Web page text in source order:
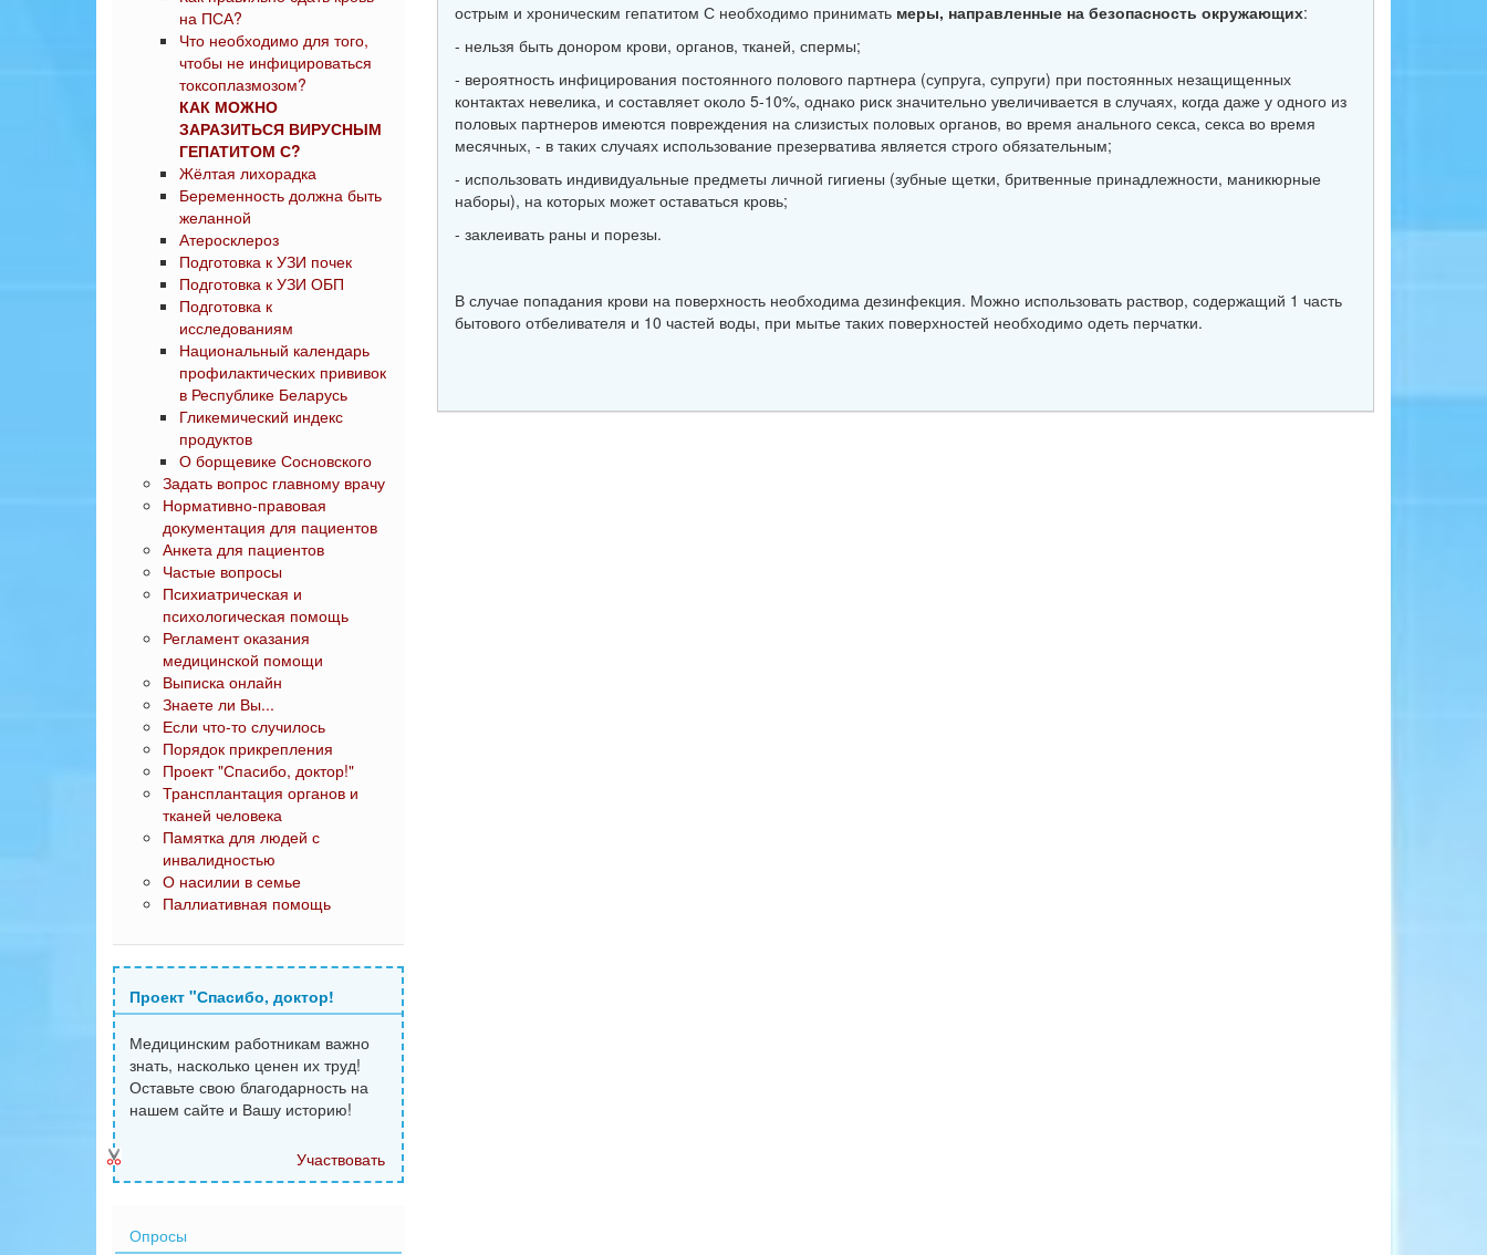
острым и хроническим гепатитом С необходимо принимать меры, направленные на безопасность окружающих:
- нельзя быть донором крови, органов, тканей, спермы;
- вероятность инфицирования постоянного полового партнера (супруга, супруги) при постоянных незащищенных
контактах невелика, и составляет около 5-10%, однако риск значительно увеличивается в случаях, когда даже у одного из
половых партнеров имеются повреждения на слизистых половых органов, во время анального секса, секса во время
месячных, - в таких случаях использование презерватива является строго обязательным;
- использовать индивидуальные предметы личной гигиены (зубные щетки, бритвенные принадлежности, маникюрные
наборы), на которых может оставаться кровь;
- заклеивать раны и порезы.
В случае попадания крови на поверхность необходима дезинфекция. Можно использовать раствор, содержащий 1 часть
бытового отбеливателя и 10 частей воды, при мытье таких поверхностей необходимо одеть перчатки.
на ПСА?
Что необходимо для того,
чтобы не инфицироваться
токсоплазмозом?
КАК МОЖНО
ЗАРАЗИТЬСЯ ВИРУСНЫМ
ГЕПАТИТОМ С?
Жёлтая лихорадка
Беременность должна быть
желанной
Атеросклероз
Подготовка к УЗИ почек
Подготовка к УЗИ ОБП
Подготовка к
исследованиям
Национальный календарь
профилактических прививок
в Республике Беларусь
Гликемический индекс
продуктов
О борщевике Сосновского
Задать вопрос главному врачу
Нормативно-правовая
документация для пациентов
Анкета для пациентов
Частые вопросы
Психиатрическая и
психологическая помощь
Регламент оказания
медицинской помощи
Выписка онлайн
Знаете ли Вы...
Если что-то случилось
Порядок прикрепления
Проект "Спасибо, доктор!"
Трансплантация органов и
тканей человека
Памятка для людей с
инвалидностью
О насилии в семье
Паллиативная помощь
Проект "Спасибо, доктор!
Медицинским работникам важно
знать, насколько ценен их труд!
Оставьте свою благодарность на
нашем сайте и Вашу историю!
Участвовать
Опросы